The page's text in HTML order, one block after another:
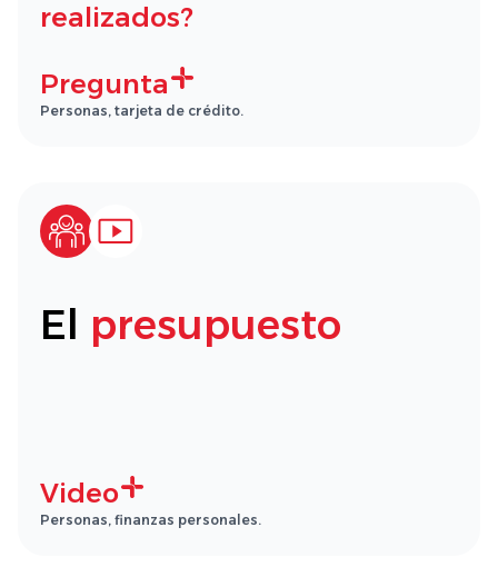
realizados?
Pregunta
Personas, tarjeta de crédito.
El presupuesto
Video
Personas, finanzas personales.